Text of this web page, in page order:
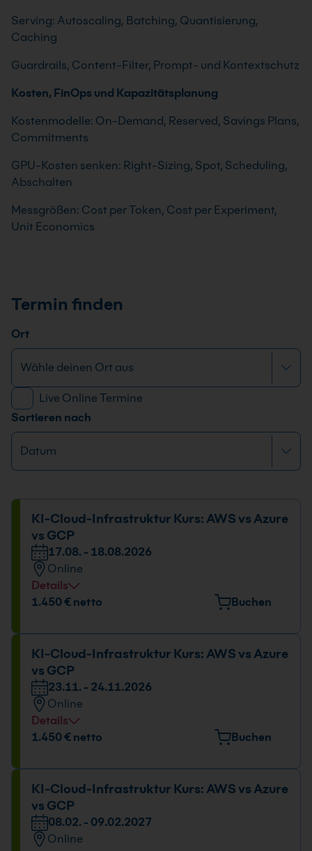
Serving: Autoscaling, Batching, Quantisierung,
Caching
Guardrails, Content-Filter, Prompt- und Kontextschutz
Kosten, FinOps und Kapazitätsplanung
Kostenmodelle: On-Demand, Reserved, Savings Plans,
Commitments
GPU-Kosten senken: Right-Sizing, Spot, Scheduling,
Abschalten
Messgrößen: Cost per Token, Cost per Experiment,
Unit Economics
Termin finden
Ort
Live Online Termine
Sortieren nach
KI-Cloud-Infrastruktur Kurs: AWS vs Azure
vs GCP
17.08. - 18.08.2026
Online
Details
1.450 € netto
Buchen
KI-Cloud-Infrastruktur Kurs: AWS vs Azure
vs GCP
23.11. - 24.11.2026
Online
Details
1.450 € netto
Buchen
KI-Cloud-Infrastruktur Kurs: AWS vs Azure
vs GCP
08.02. - 09.02.2027
Online